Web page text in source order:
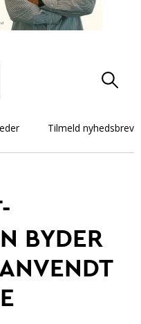
Tilmeld nyhedsbrev
BYDER